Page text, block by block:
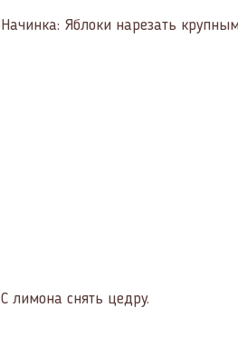
Начинка: Яблоки нарезать
С лимона снять цедру.